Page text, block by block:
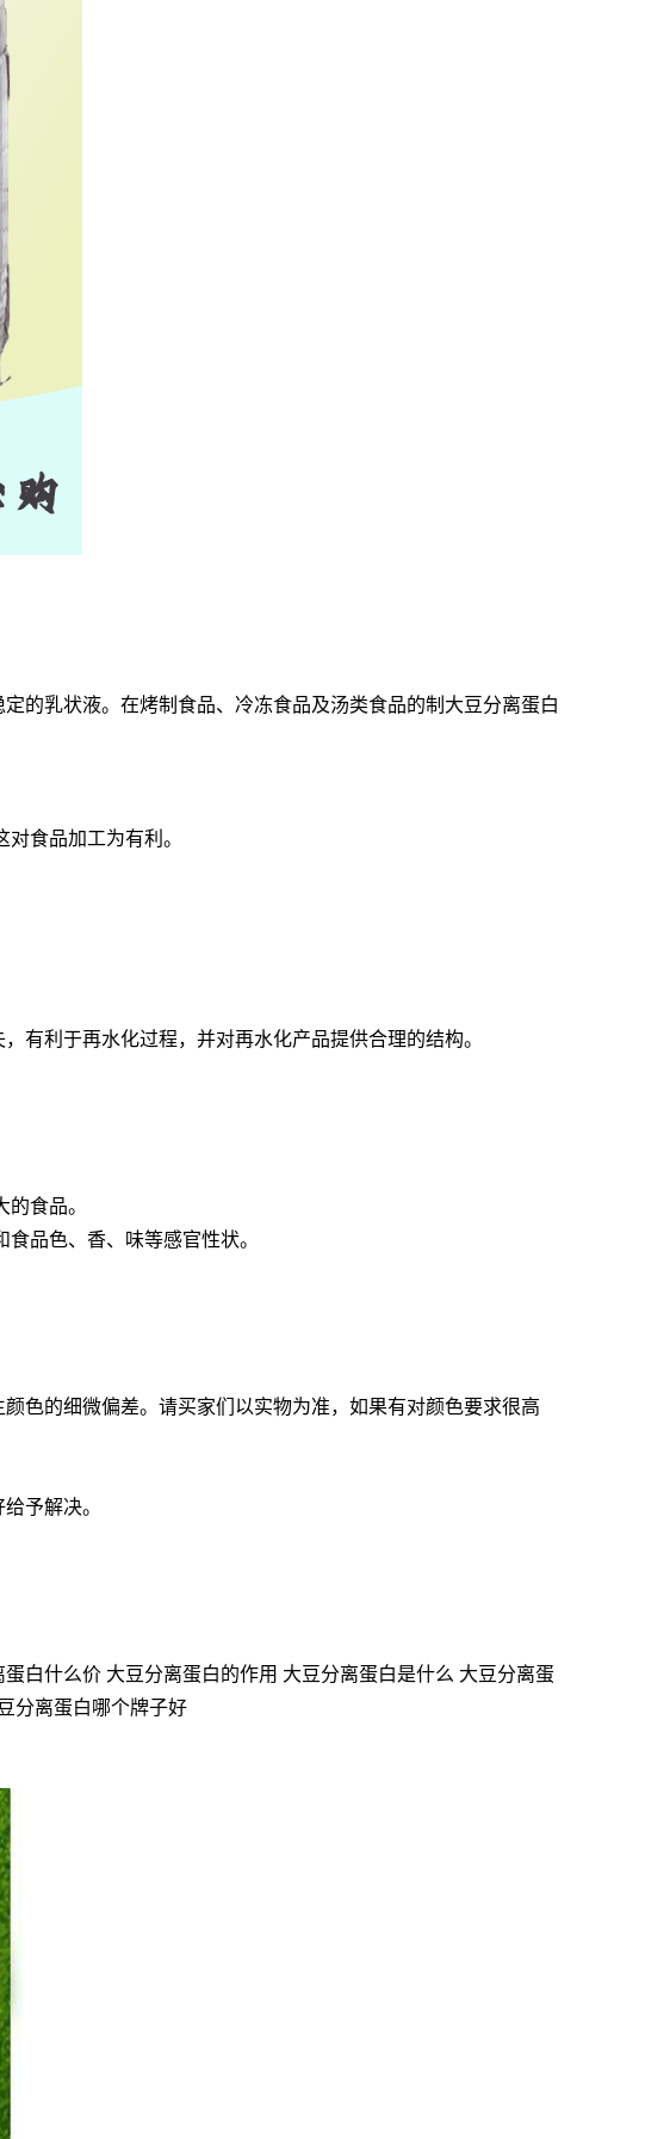
的乳状液。在烤制食品、冷冻食品及汤类食品的制大豆分离蛋白
食品加工为有利。
有利于再水化过程，并对再水化产品提供合理的结构。
食品。
品色、香、味等感官性状。
色的细微偏差。请买家们以实物为准，如果有对颜色要求很高
予解决。
白什么价 大豆分离蛋白的作用 大豆分离蛋白是什么 大豆分离蛋
分离蛋白哪个牌子好